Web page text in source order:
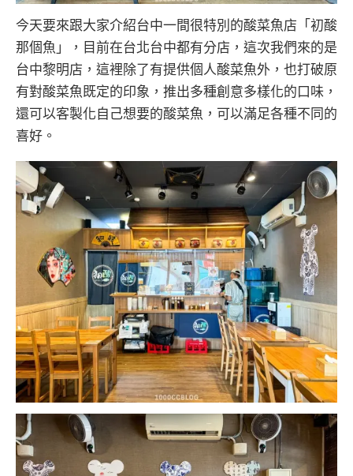
今天要來跟大家介紹台中一間很特別的酸菜魚店「初酸
那個魚」，目前在台北台中都有分店，這次我們來的是
台中黎明店，這裡除了有提供個人酸菜魚外，也打破原
有對酸菜魚既定的印象，推出多種創意多樣化的口味，
還可以客製化自己想要的酸菜魚，可以滿足各種不同的
喜好。